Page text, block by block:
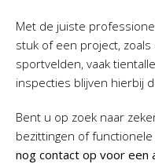
Met de juiste
stuk of een project, zoals
sportvelden, vaak
inspecties blijven hierbij
Bent u op zoek naar
bezittingen of
nog contact op voor een